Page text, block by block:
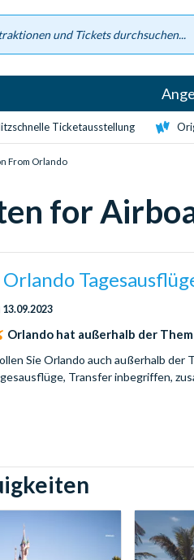
Ticketausstellung
From Orlando
for
Orlando
13.09.2023
Orlando hat außerhalb der
Sie Orlando auch außerhalb
Transfer inbegriffen,